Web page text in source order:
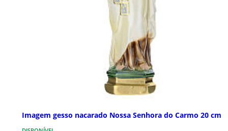
Imagem gesso nacarado Nossa Senhora do Carmo 20 cm